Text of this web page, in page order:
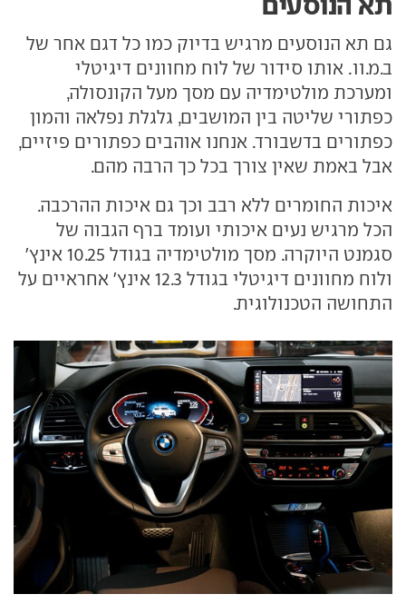
גם תא הנוסעים מרגיש בדיוק כמו כל דגם אחר של
ב.מ.וו. אותו סידור של לוח מחוונים דיגיטלי
ומערכת מולטימדיה עם מסך מעל הקונסולה,
כפתורי שליטה בין המושבים, גלגלת נפלאה והמון
כפתורים בדשבורד. אנחנו אוהבים כפתורים פיזיים,
אבל באמת שאין צורך בכל כך הרבה מהם.
איכות החומרים ללא רבב וכך גם איכות ההרכבה.
הכל מרגיש נעים איכותי ועומד ברף הגבוה של
סגמנט היוקרה. מסך מולטימדיה בגודל 10.25 אינץ'
ולוח מחוונים דיגיטלי בגודל 12.3 אינץ' אחראיים על
התחושה הטכנולוגית.